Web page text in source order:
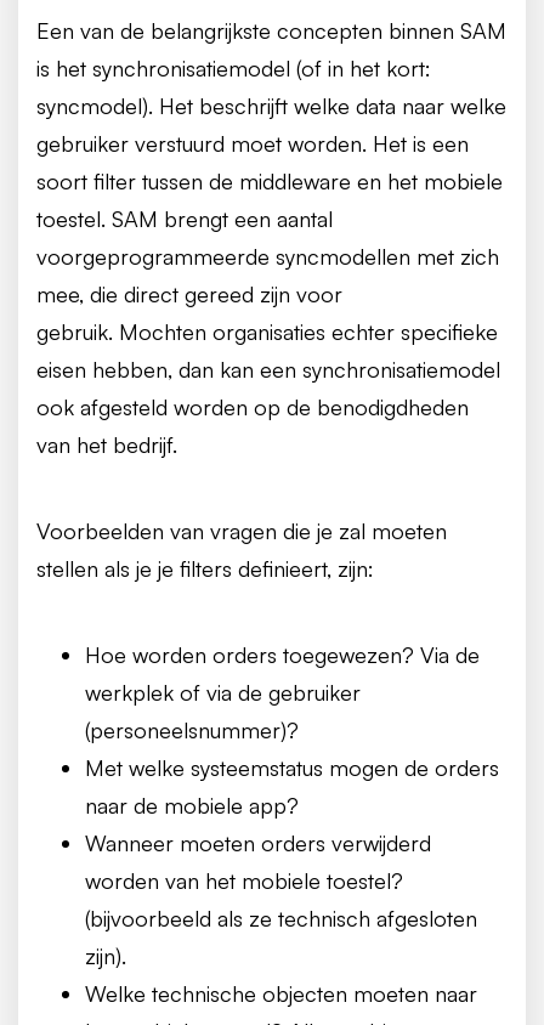
Een van de belangrijkste concepten binnen SAM
is het synchronisatiemodel (of in het kort:
syncmodel). Het beschrijft welke data naar welke
gebruiker verstuurd moet worden. Het is een
soort filter tussen de middleware en het mobiele
toestel. SAM brengt een aantal
voorgeprogrammeerde syncmodellen met zich
mee, die direct gereed zijn voor
gebruik. Mochten organisaties echter specifieke
eisen hebben, dan kan een synchronisatiemodel
ook afgesteld worden op de benodigdheden
van het bedrijf.
Voorbeelden van vragen die je zal moeten
stellen als je je filters definieert, zijn:
Hoe worden orders toegewezen? Via de
werkplek of via de gebruiker
(personeelsnummer)?
Met welke systeemstatus mogen de orders
naar de mobiele app?
Wanneer moeten orders verwijderd
worden van het mobiele toestel?
(bijvoorbeeld als ze technisch afgesloten
zijn).
Welke technische objecten moeten naar